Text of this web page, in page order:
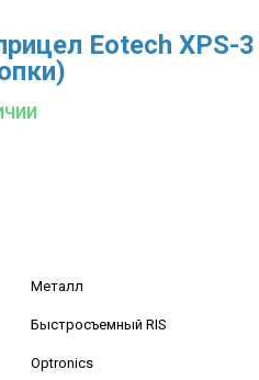
Eotech XPS-3
Металл
Быстросъемный RIS
Optronics